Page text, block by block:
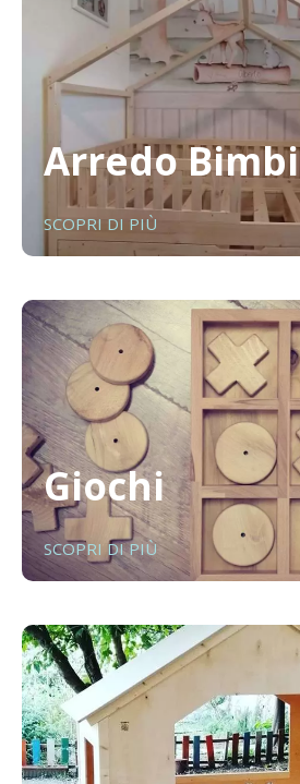
Arredo Bimbi
SCOPRI DI PIÙ
Giochi
SCOPRI DI PIÙ